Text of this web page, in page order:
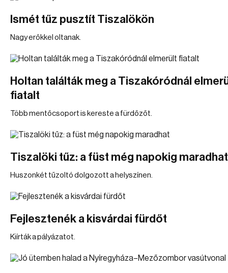
Ismét tűz pusztít Tiszalökön
Nagy erőkkel oltanak.
Holtan találták meg a Tiszakóródnál
fiatalt
Több mentőcsoport is kereste a fürdőzőt.
Tiszalöki tűz: a füst még napokig maradhat
Huszonkét tűzoltó dolgozott a helyszínen.
Fejlesztenék a kisvárdai fürdőt
Kiírták a pályázatot.